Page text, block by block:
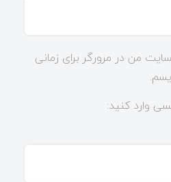
من در مرورگر برای زمانی
وارد کنید: